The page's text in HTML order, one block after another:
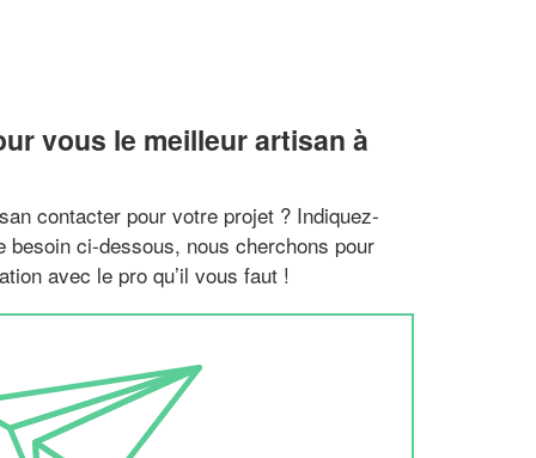
vous le meilleur artisan à
contacter pour votre projet ? Indiquez-
besoin ci-dessous, nous cherchons pour
avec le pro qu’il vous faut !